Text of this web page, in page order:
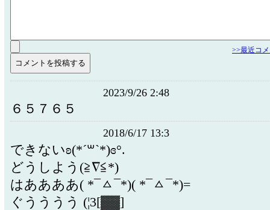
>>最近コ
2023/9/26 2:48
６５７６５
2018/6/17 13:3
できないʚ(*´꒳`*)ɞ°.
どうしよう(≧∇≦*)
はああああ( *¯ㅿ¯*)( *¯ㅿ¯*)=
ぐうううう (¦3[▓▓]